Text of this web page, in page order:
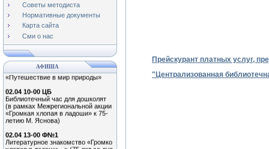
Советы методиста
Нормативные документы
Карта сайта
Сми о нас
АФИША
01.04 11-00 Ф№3
Экологический час «Наши
крылатые друзья!»
(Международный день птиц)
0.04 13-00 Ф№1
Обзор книжной выставки
«Путешествие в мир природы»
02.04 10-00 ЦБ
Библиотечный час для дошколят
(в рамках Межрегиональной акции
«Громкая хлопая в ладоши» к 75-
летию М. Яснова)
02.04 13-00 Ф№1
Литературное знакомство «Громко
хлопая в ладоши…» (75 лет со дня
рождения М. Яснова)
Прейскурант платных услуг,
"Централизованная